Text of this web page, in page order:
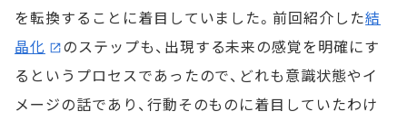
を転換することに着目していました。前回紹介した結
晶化
のステップも、出現する未来の感覚を明確にす
るというプロセスであったので、どれも意識状態やイ
メージの話であり、行動そのものに着目していたわけ